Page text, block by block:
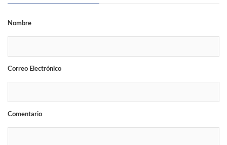
Nombre
Correo Electrónico
Comentario